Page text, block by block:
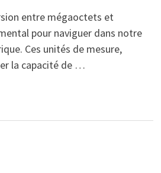
entre mégaoctets et
pour naviguer dans notre
Ces unités de mesure,
la capacité de …